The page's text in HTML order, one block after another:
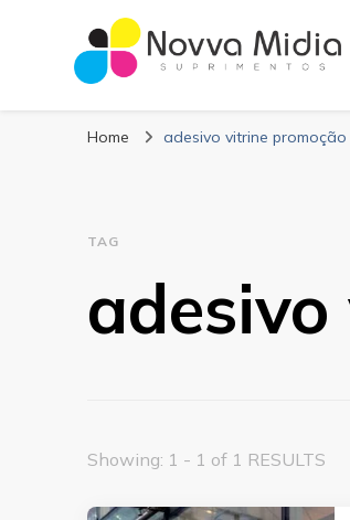
Blog
Home adesivo vitrine promoção
TAG
Showing: 1 - 1 of 1 RESULTS